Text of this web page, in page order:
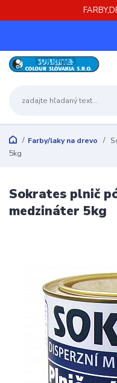
Farby/laky na drevo
5kg
Sokrates plnič
medzináter 5kg